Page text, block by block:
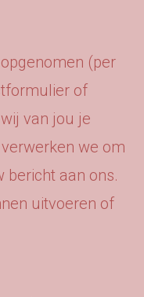
(per
of
van jou je
we om
bericht aan ons.
uitvoeren of